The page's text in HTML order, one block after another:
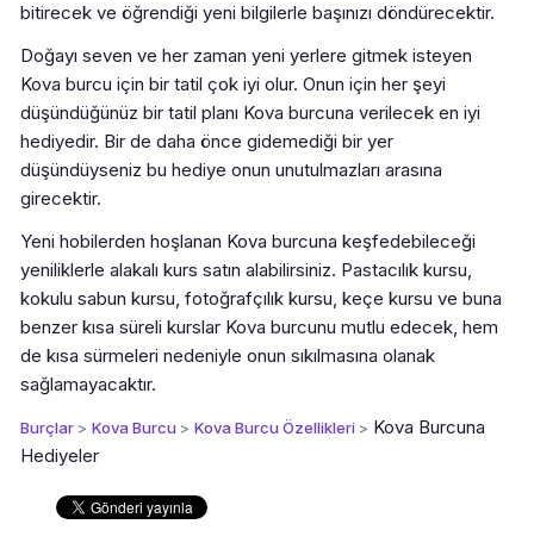
bitirecek ve öğrendiği yeni bilgilerle başınızı döndürecektir.
Doğayı seven ve her zaman yeni yerlere gitmek isteyen
Kova burcu için bir tatil çok iyi olur. Onun için her şeyi
düşündüğünüz bir tatil planı Kova burcuna verilecek en iyi
hediyedir. Bir de daha önce gidemediği bir yer
düşündüyseniz bu hediye onun unutulmazları arasına
girecektir.
Yeni hobilerden hoşlanan Kova burcuna keşfedebileceği
yeniliklerle alakalı kurs satın alabilirsiniz. Pastacılık kursu,
kokulu sabun kursu, fotoğrafçılık kursu, keçe kursu ve buna
benzer kısa süreli kurslar Kova burcunu mutlu edecek, hem
de kısa sürmeleri nedeniyle onun sıkılmasına olanak
sağlamayacaktır.
Burçlar > Kova Burcu > Kova Burcu Özellikleri > Kova Burcuna
Hediyeler